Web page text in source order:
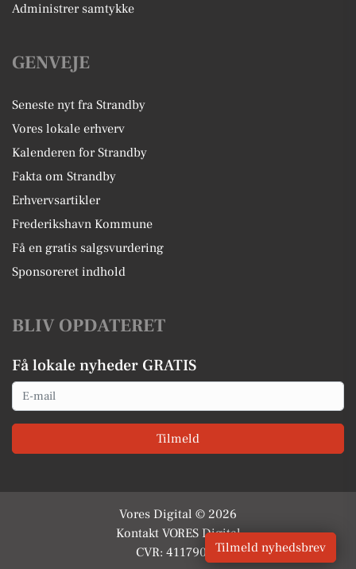
Administrer samtykke
GENVEJE
Seneste nyt fra Strandby
Vores lokale erhverv
Kalenderen for Strandby
Fakta om Strandby
Erhvervsartikler
Frederikshavn Kommune
Få en gratis salgsvurdering
Sponsoreret indhold
BLIV OPDATERET
Få lokale nyheder GRATIS
Email
Tilmeld
Vores Digital © 2026
Kontakt VORES Digital
CVR: 41179082Tilmeld nyhedsbrev